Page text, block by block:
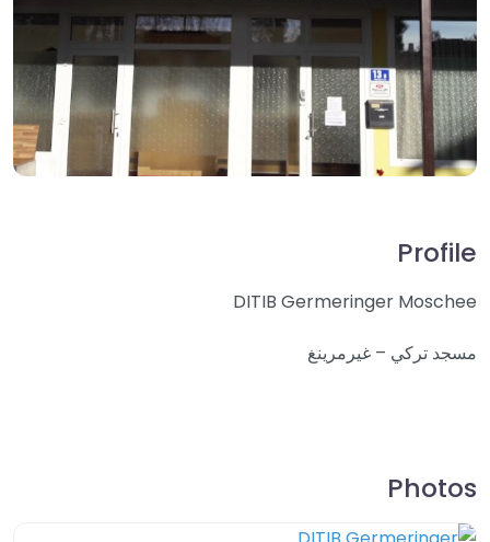
Profile
DITIB Germeringer Moschee
مسجد تركي – غيرمرينغ
Photos